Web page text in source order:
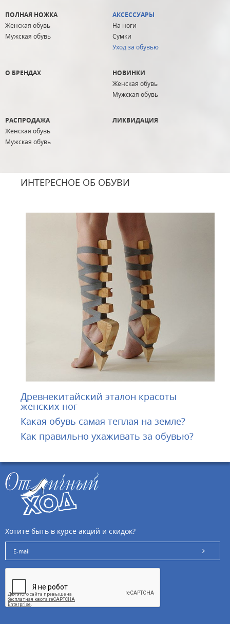
ПОЛНАЯ НОЖКА
Женская обувь
Мужская обувь
АКСЕССУАРЫ
На ноги
Сумки
Уход за обувью
О БРЕНДАХ
НОВИНКИ
Женская обувь
Мужская обувь
РАСПРОДАЖА
Женская обувь
Мужская обувь
ЛИКВИДАЦИЯ
ИНТЕРЕСНОЕ ОБ ОБУВИ
Древнекитайский эталон красоты
женских ног
Какая обувь самая теплая на земле?
Как правильно ухаживать за обувью?
Хотите быть в курсе акций и скидок?